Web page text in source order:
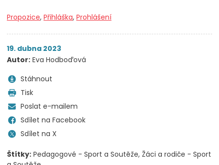
Propozice, Přihláška, Prohlášení
19. dubna 2023
Autor: Eva Hodboďová
Stáhnout
Tisk
Poslat e-mailem
Sdílet na Facebook
Sdílet na X
Štítky: Pedagogové - Sport a Soutěže Žáci a rodiče - Sport